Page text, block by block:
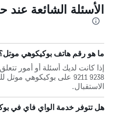
الأسئلة الشائعة
ما هو رقم هاتف بوكيكوهي
9238 9211 على
الاستقبال.
هل تتوفر خدمة الواي فاي في